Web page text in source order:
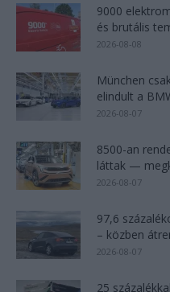
9000
és brutális
2026-08-08
München
elindult a
2026-08-07
8500-an
láttak —
2026-08-07
97,6
– közben
2026-08-07
25